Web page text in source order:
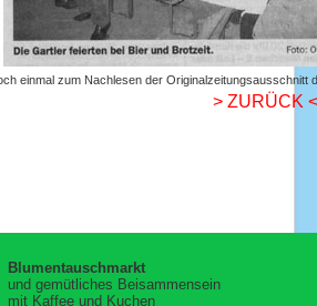
einmal zum Nachlesen der Originalzeitungsausschnitt
> ZURÜCK <
Blumentauschmarkt
und gemütliches Beisammensein
mit Kaffee und Kuchen